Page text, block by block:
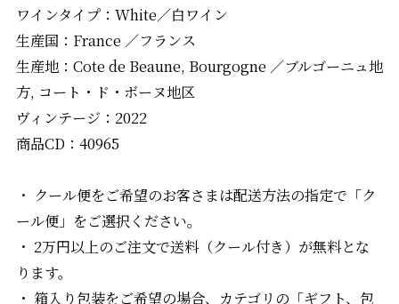
ワインタイプ：White／白ワイン
生産国：France ／フランス
生産地：Cote de Beaune, Bourgogne ／ブルゴーニュ地
方, コート・ド・ボーヌ地区
ヴィンテージ：2022
商品CD：40965
・ クール便をご希望のお客さまは配送方法の指定で「ク
ール便」をご選択ください。
・ 2万円以上のご注文で送料（クール付き）が無料とな
ります。
・ 箱入り包装をご希望の場合、カテゴリの「ギフト、包